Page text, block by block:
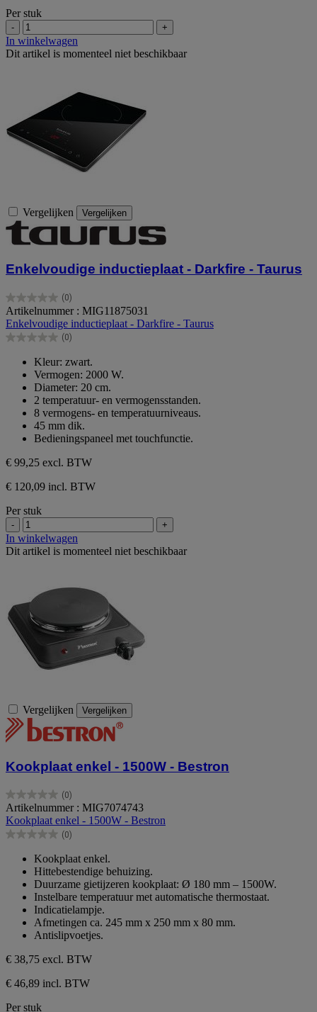
Per stuk
- +
In winkelwagen
Dit artikel is momenteel niet beschikbaar
Vergelijken Vergelijken
Enkelvoudige inductieplaat - Darkfire - Taurus
(0)
0.0
van
de
5
Artikelnummer : MIG11875031
Enkelvoudige inductieplaat - Darkfire - Taurus
(0)
0.0
sterren.
Kleur: zwart.
Vermogen: 2000 W.
Diameter: 20 cm.
2 temperatuur- en vermogensstanden.
8 vermogens- en temperatuurniveaus.
45 mm dik.
Bedieningspaneel met touchfunctie.
€ 99,25 excl. BTW
€ 120,09 incl. BTW
Per stuk
- +
In winkelwagen
Dit artikel is momenteel niet beschikbaar
Vergelijken Vergelijken
Kookplaat enkel - 1500W - Bestron
(0)
0.0
van
de
5
Artikelnummer : MIG7074743
Kookplaat enkel - 1500W - Bestron
(0)
0.0
sterren.
Kookplaat enkel.
Hittebestendige behuizing.
Duurzame gietijzeren kookplaat: Ø 180 mm – 1500W.
Instelbare temperatuur met automatische thermostaat.
Indicatielampje.
Afmetingen ca. 245 mm x 250 mm x 80 mm.
Antislipvoetjes.
€ 38,75 excl. BTW
€ 46,89 incl. BTW
Per stuk